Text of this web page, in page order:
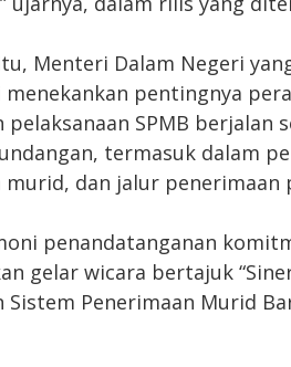
Menteri Dalam Negeri
menekankan pentingnya
pelaksanaan SPMB berjalan
termasuk dalam
murid, dan jalur penerimaan
penandatanganan
gelar wicara bertajuk
Sistem Penerimaan Murid